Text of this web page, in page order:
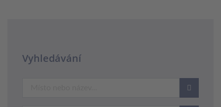
Vyhledávání